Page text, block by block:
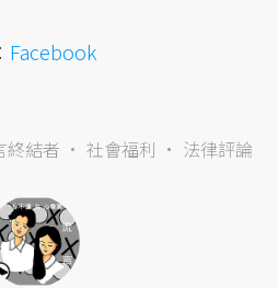
Facebook
終結者 社會福利 法律評論